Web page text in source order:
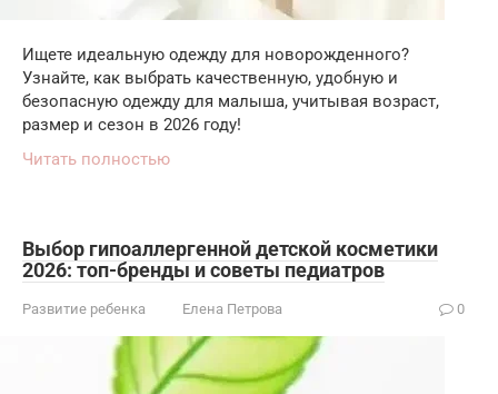
Ищете идеальную одежду для новорожденного?
Узнайте, как выбрать качественную, удобную и
безопасную одежду для малыша, учитывая возраст,
размер и сезон в 2026 году!
Читать полностью
Выбор гипоаллергенной детской косметики
2026: топ-бренды и советы педиатров
Развитие ребенка Елена Петрова 0